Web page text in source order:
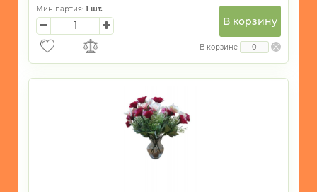
Мин партия: 1 шт.
В корзину
В корзине